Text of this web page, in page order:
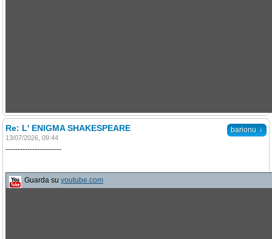
barionu ↓
Re: L' ENIGMA SHAKESPEARE
13/07/2026, 09:44
-----------------------
Guarda su youtube.com